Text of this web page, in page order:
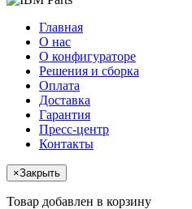
Главная
О нас
О конфигураторе
Решения и сборка
Оплата
Доставка
Гарантия
Пресс-центр
Контакты
×Закрыть
Товар добавлен в корзину